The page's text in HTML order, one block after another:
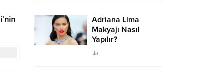
Adriana Lima
Makyajı Nasıl
Yapılır?